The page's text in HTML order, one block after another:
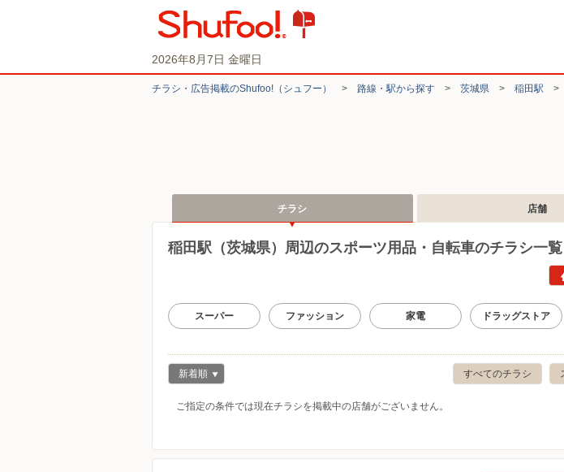
2026年8月7日 金曜日
チラシ・​広告掲載の​Shufoo!​（シュフー） > 路線・駅から探す > 茨城県 > 稲田駅 >
チラシ 店舗
稲田駅（茨城県）周辺のスポーツ用品・自転車のチラシ一覧
スーパー ファッション 家電 ドラッグストア
すべてのチラシ
新着順
ご指定の条件では現在チラシを掲載中の店舗がございません。